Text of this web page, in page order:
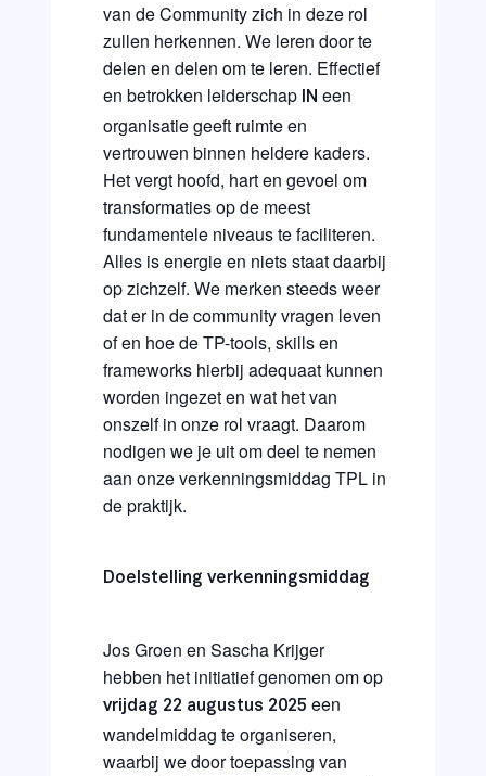
van de Community zich in deze rol
zullen herkennen. We leren door te
delen en delen om te leren. Effectief
en betrokken leiderschap
IN een
organisatie geeft ruimte en
vertrouwen binnen heldere kaders.
Het vergt hoofd, hart en gevoel om
transformaties op de meest
fundamentele niveaus te faciliteren.
Alles is energie en niets staat daarbij
op zichzelf. We merken steeds weer
dat er in de community vragen leven
of en hoe de TP-tools, skills en
frameworks hierbij adequaat kunnen
worden ingezet en wat het van
onszelf in onze rol vraagt. Daarom
nodigen we je uit om deel te nemen
aan onze verkenningsmiddag TPL in
de praktijk.
Doelstelling verkenningsmiddag
Jos Groen en Sascha Krijger
hebben het initiatief genomen om op
vrijdag 22 augustus 2025 een
wandelmiddag te organiseren,
waarbij we door toepassing van